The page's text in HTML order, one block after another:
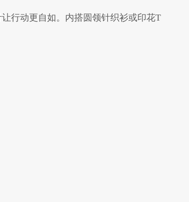
行动更自如。内搭圆领针织衫或印花T